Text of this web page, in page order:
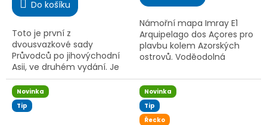
Do košíku
Toto je první z
dvousvazkové sady
Průvodců po jihovýchodní
Asii, ve druhém vydání. Je
to jediný průvodce, který
pokrývá celou délku a šířku
oblasti často navštěvované
námořníky...
5
hvězdiček.
Námořní mapa Imray E1
Arquipelago dos Açores pro
plavbu kolem Azorských
ostrovů. Voděodolná
obsahuje přístavní plány,
kotviště, hloubková měření
a...
Novinka
Tip
Novinka
Tip
Řecko